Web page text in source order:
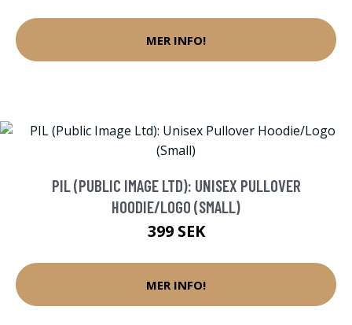
MER INFO!
PIL (PUBLIC IMAGE LTD): UNISEX PULLOVER
HOODIE/LOGO (SMALL)
399 SEK
MER INFO!